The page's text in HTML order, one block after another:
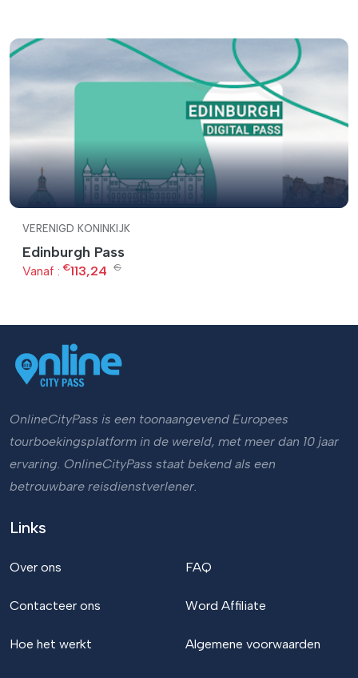
VERENIGD KONINKIJK
Edinburgh Pass
Vanaf : €113,24 €
OnlineCityPass is een toonaangevend Europees
tourboekingsplatform in de wereld, met meer dan 10 jaar
ervaring. OnlineCityPass staat bekend als een
betrouwbare reisdienstverlener.
Links
Over ons
Contacteer ons
Hoe het werkt
FAQ
Word Affiliate
Algemene voorwaarden